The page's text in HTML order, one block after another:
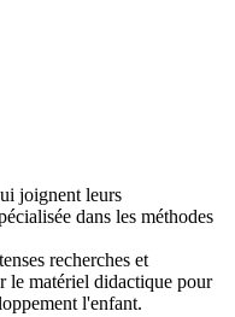
joignent leurs
dans les méthodes
recherches et
le matériel didactique pour
l'enfant.